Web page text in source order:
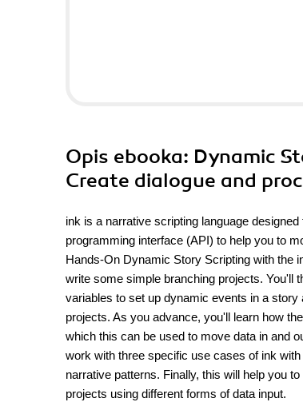
Opis ebooka: Dynamic
Create dialogue and
ink is a narrative scripting language
programming interface (API) to help you to
Hands-On Dynamic Story Scripting with the
write some simple branching projects. You'll
variables to set up dynamic events in a
projects. As you advance, you'll learn how
which this can be used to move data in and
work with three specific use cases of ink
narrative patterns. Finally, this will help you
projects using different forms of data input.